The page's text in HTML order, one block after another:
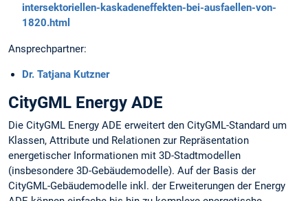
intersektoriellen-kaskadeneffekten-bei-ausfaellen-von-
1820.html
Ansprechpartner:
Dr. Tatjana Kutzner
CityGML Energy ADE
Die CityGML Energy ADE erweitert den CityGML-Standard um
Klassen, Attribute und Relationen zur Repräsentation
energetischer Informationen mit 3D-Stadtmodellen
(insbesondere 3D-Gebäudemodelle). Auf der Basis der
CityGML-Gebäudemodelle inkl. der Erweiterungen der Energy